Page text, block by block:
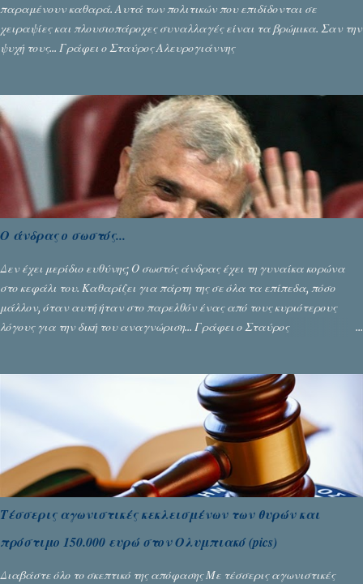
παραμένουν καθαρά. Αυτά των πολιτικών που επιδίδονται σε
χειραψίες και πλουσιοπάροχες συναλλαγές είναι τα βρώμικα. Σαν την
ψυχή τους... Γράφει ο Σταύρος Αλευρογιάννης
Ο άνδρας ο σωστός...
Δεν έχει μερίδιο ευθύνης; Ο σωστός άνδρας έχει τη γυναίκα κορώνα
στο κεφάλι του. Καθαρίζει για πάρτη της σε όλα τα επίπεδα, πόσο
μάλλον, όταν αυτή ήταν στο παρελθόν ένας από τους κυριότερους
λόγους για την δική του αναγνώριση... Γράφει ο Σταύρος
Τέσσερις αγωνιστικές κεκλεισμένων των θυρών και
πρόστιμο 150.000 ευρώ στον Ολυμπιακό (pics)
Διαβάστε όλο το σκεπτικό της απόφασης Με τέσσερις αγωνιστικές